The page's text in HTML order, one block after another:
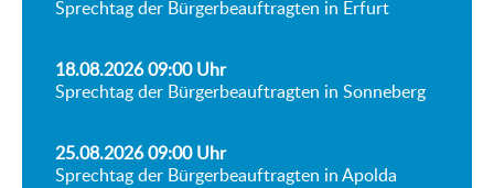
Sprechtag der Bürgerbeauftragten in Erfurt
18.08.2026 09:00Uhr
Sprechtag der Bürgerbeauftragten in Sonneberg
25.08.2026 09:00Uhr
Sprechtag der Bürgerbeauftragten in Apolda